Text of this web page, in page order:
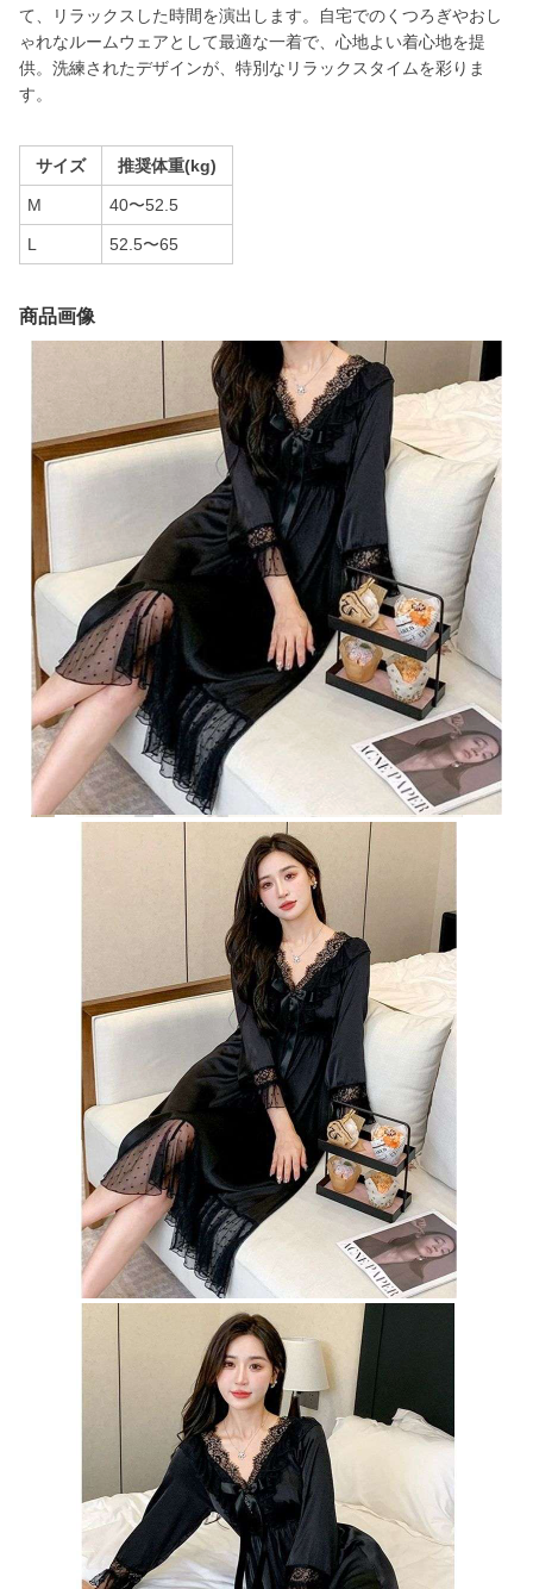
て、リラックスした時間を演出します。自宅でのくつろぎやおし
ゃれなルームウェアとして最適な一着で、心地よい着心地を提
供。洗練されたデザインが、特別なリラックスタイムを彩りま
す。
サイズ 推奨体重(kg)
M 40〜52.5
L 52.5〜65
商品画像